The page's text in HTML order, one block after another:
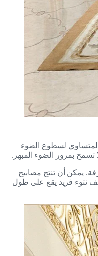
المتساوي لسطوع الضوء
بمرور الضوء المبهر.
يمكن أن تنتج مصابيح
نتوء فريد يقع على طول